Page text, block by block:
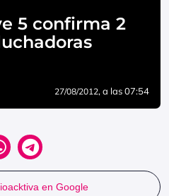
5 confirma 2
27/08/2012, a las 07:54
en Google